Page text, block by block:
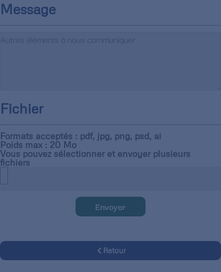
Message
Fichier
Formats acceptés : pdf, jpg, png, psd, ai
Poids max : 20 Mo
Vous pouvez sélectionner et envoyer plusieurs
fichiers
Envoyer
Retour